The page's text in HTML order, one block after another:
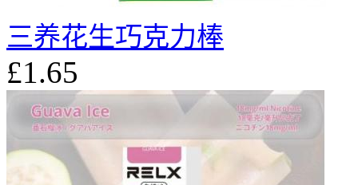
三养花生巧克力棒
£1.65